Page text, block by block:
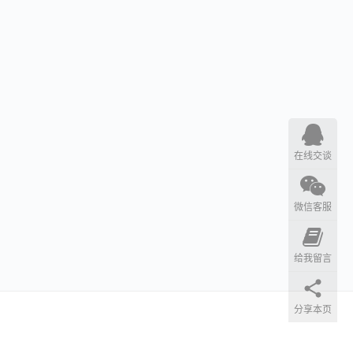
在线交谈
微信客服
给我留言
分享本页